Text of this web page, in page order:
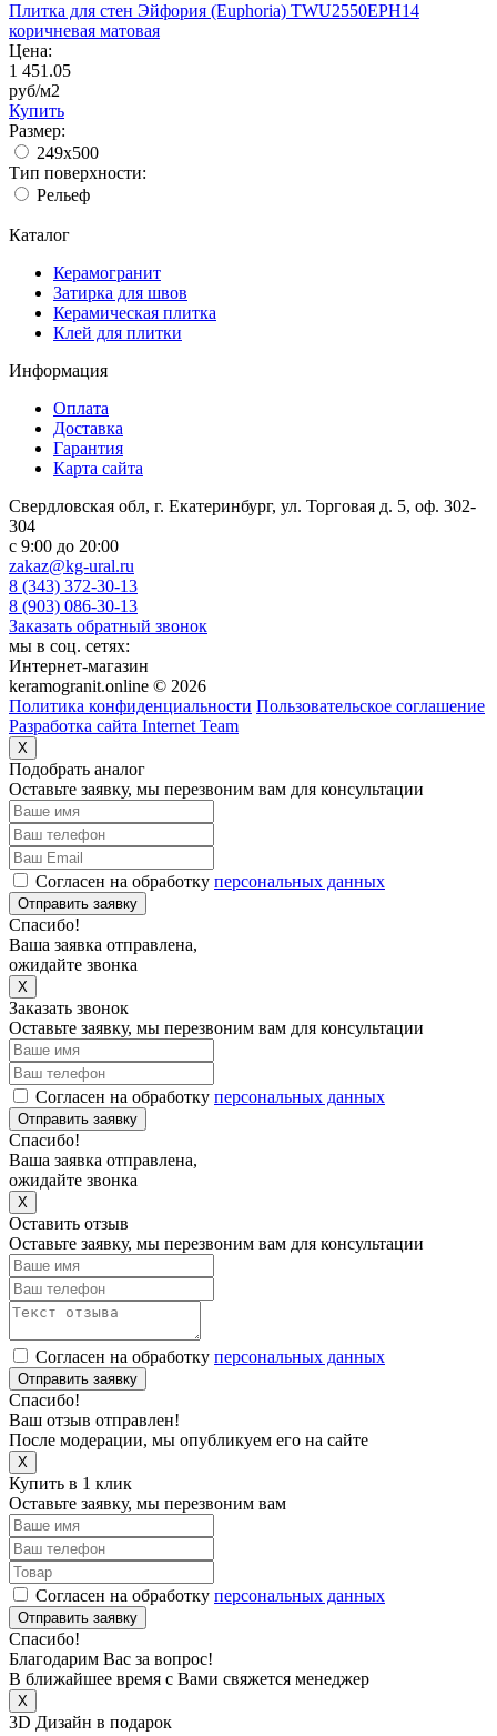
Плитка для стен Эйфория (Euphoria) TWU2550EPH14
коричневая матовая
Цена:
1 451.05
руб/м2
Купить
Размер:
249x500
Тип поверхности:
Рельеф
Каталог
Керамогранит
Затирка для швов
Керамическая плитка
Клей для плитки
Информация
Оплата
Доставка
Гарантия
Карта сайта
Свердловская обл, г. Екатеринбург, ул. Торговая д. 5, оф. 302-
304
c 9:00 до 20:00
zakaz@kg-ural.ru
8 (343) 372-30-13
8 (903) 086-30-13
Заказать обратный звонок
мы в соц. сетях:
Интернет-магазин
keramogranit.online © 2026
Политика конфиденциальности Пользовательское соглашение
Разработка сайта Internet Team
X
Подобрать аналог
Оставьте заявку, мы перезвоним вам для консультации
Согласен на обработку персональных данных
Отправить заявку
Спасибо!
Ваша заявка отправлена,
ожидайте звонка
X
Заказать звонок
Оставьте заявку, мы перезвоним вам для консультации
Согласен на обработку персональных данных
Отправить заявку
Спасибо!
Ваша заявка отправлена,
ожидайте звонка
X
Оставить отзыв
Оставьте заявку, мы перезвоним вам для консультации
Согласен на обработку персональных данных
Отправить заявку
Спасибо!
Ваш отзыв отправлен!
После модерации, мы опубликуем его на сайте
X
Купить в 1 клик
Оставьте заявку, мы перезвоним вам
Согласен на обработку персональных данных
Отправить заявку
Спасибо!
Благодарим Вас за вопрос!
В ближайшее время с Вами свяжется менеджер
X
3D Дизайн в подарок